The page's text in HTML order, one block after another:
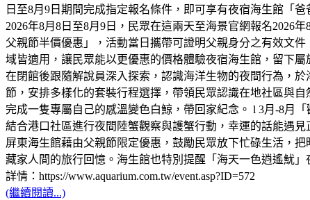
日至8月9日期間完成指定報名條件，即可享有夜宿海生館「
2026年8月8日至8月9日，民眾在這兩天至海景官網報名2026
父親節半價優惠」，活動當日攜帶可證明父親身分之有效文
域皆適用，讓民眾能以更優惠的價格體驗夜宿海生館，留下
在閉館後跟隨解說員深入探索，認識海洋生物的夜間行為，
節，安排多樣化的套裝行程選擇，帶領民眾認識在地社區與
完成一隻專屬自己的感溫變色白鯨，帶回家紀念。 l 3月-8月
結合港口社區進行夜間陸蟹觀察與護蟹行動，幸運的話能遇
屏東海生館藉由父親節限定優惠，鼓勵民眾放下忙碌生活，
藏家人間的旅行回憶。海生館也特別提醒「海天一色逍遙魷
詳情：https://www.aquarium.com.tw/event.asp?ID=572
(繼續閱讀...)